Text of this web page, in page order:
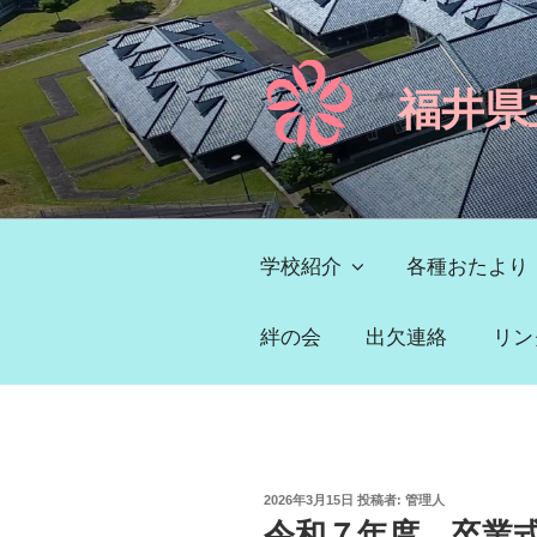
コ
ン
テ
ス
キ
福井
学校紹介 各種おたより
絆の会 出欠連絡 リ
投
2026年3月15日 投稿者: 管理人